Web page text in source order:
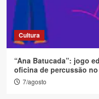
Cultura
“Ana Batucada”: jogo
oficina de percussão
7/agosto